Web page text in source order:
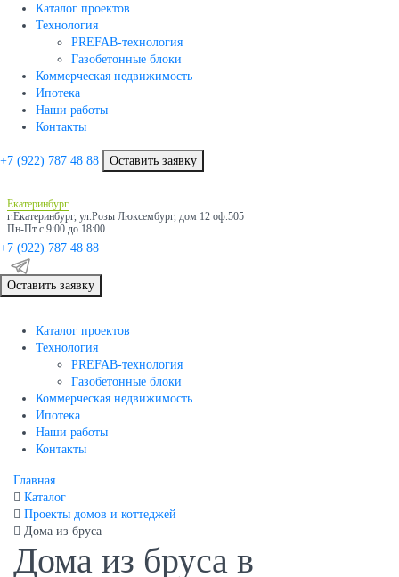
Каталог проектов
Технология
PREFAB-технология
Газобетонные блоки
Коммерческая недвижимость
Ипотека
Наши работы
Контакты
+7 (922) 787 48 88 Оставить заявку
Екатеринбург
г.Екатеринбург, ул.Розы Люксембург, дом 12 оф.505
Пн-Пт с 9:00 до 18:00
+7 (922) 787 48 88
Оставить заявку
Каталог проектов
Технология
PREFAB-технология
Газобетонные блоки
Коммерческая недвижимость
Ипотека
Наши работы
Контакты
Главная
Каталог
Проекты домов и коттеджей
Дома из бруса
Дома из бруса в